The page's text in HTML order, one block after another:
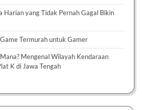
Harian yang Tidak Pernah Gagal Bikin
Termurah untuk Gamer
Mengenal Wilayah Kendaraan
K di Jawa Tengah